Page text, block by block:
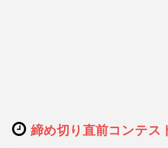
締め切り直前コンテス